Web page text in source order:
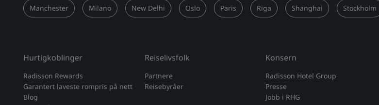
Manchester Milano New Delhi Oslo Paris Riga Shanghai Stockholm
Hurtigkoblinger
Radisson Rewards
Garantert laveste rompris på nett
Blog
Reiselivsfolk
Partnere
Reisebyråer
Konsern
Radisson Hotel Group
Presse
Jobb i RHG